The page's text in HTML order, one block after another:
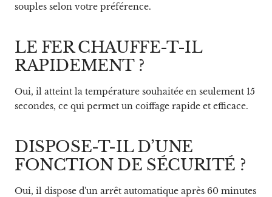
souples selon votre préférence.
LE FER CHAUFFE-T-IL
RAPIDEMENT ?
Oui, il atteint la température souhaitée en seulement 15
secondes, ce qui permet un coiffage rapide et efficace.
DISPOSE-T-IL D’UNE
FONCTION DE SÉCURITÉ ?
Oui, il dispose d'un arrêt automatique après 60 minutes